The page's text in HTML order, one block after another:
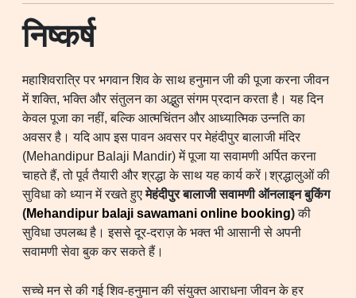
निष्कर्ष
महाशिवरात्रि पर भगवान शिव के साथ हनुमान जी की पूजा करना जीवन
में शक्ति, भक्ति और संतुलन का अद्भुत संगम प्रदान करता है। यह दिन
केवल पूजा का नहीं, बल्कि आत्मचिंतन और आध्यात्मिक उन्नति का
अवसर है। यदि आप इस पावन अवसर पर मेहंदीपुर बालाजी मंदिर
(Mehandipur Balaji Mandir) में पूजा या सवामणी अर्पित करना
चाहते हैं, तो पूर्व तैयारी और श्रद्धा के साथ यह कार्य करें।श्रद्धालुओं की
सुविधा को ध्यान में रखते हुएमेहंदीपुर बालाजी सवामणी ऑनलाइन बुकिंग
(Mehandipur balaji sawamani online booking)की
सुविधा उपलब्ध है। इससे दूर-दराज़ के भक्त भी आसानी से अपनी
सवामणी सेवा बुक कर सकते हैं।
सच्चे मन से की गई शिव-हनुमान की संयुक्त आराधना जीवन के हर